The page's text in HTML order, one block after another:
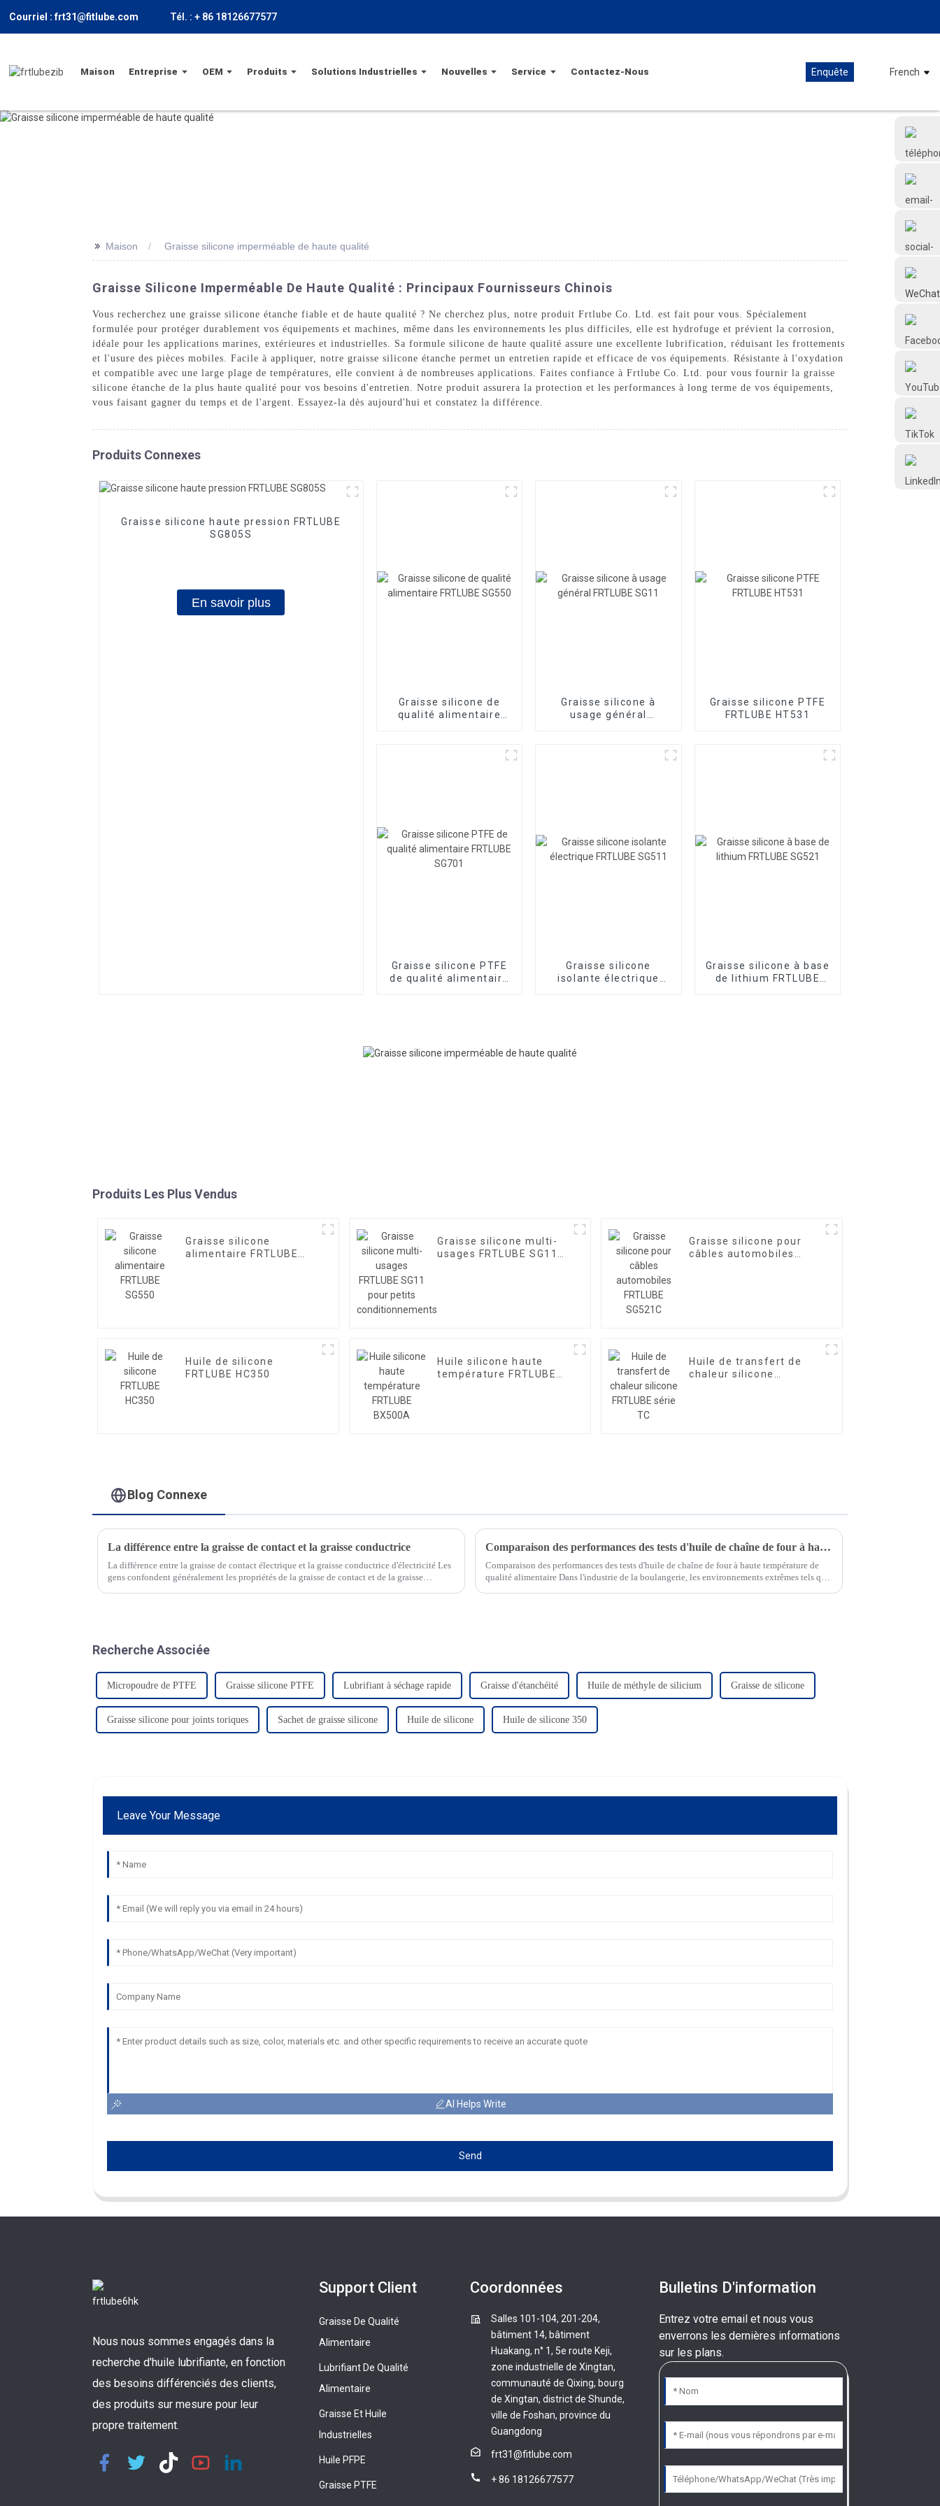
Courriel : frt31@fitlube.com Tél. : + 86 18126677577
Maison Entreprise OEM Produits Solutions Industrielles Nouvelles Service Contactez-Nous Enquête French
>> Maison Graisse silicone imperméable de haute qualité
Graisse Silicone Imperméable De Haute Qualité : Principaux Fournisseurs Chinois
Vous recherchez une graisse silicone étanche fiable et de haute qualité ? Ne cherchez plus, notre produit Frtlube Co. Ltd. est fait pour vous. Spécialement
formulée pour protéger durablement vos équipements et machines, même dans les environnements les plus difficiles, elle est hydrofuge et prévient la corrosion,
idéale pour les applications marines, extérieures et industrielles. Sa formule silicone de haute qualité assure une excellente lubrification, réduisant les frottements
et l'usure des pièces mobiles. Facile à appliquer, notre graisse silicone étanche permet un entretien rapide et efficace de vos équipements. Résistante à l'oxydation
et compatible avec une large plage de températures, elle convient à de nombreuses applications. Faites confiance à Frtlube Co. Ltd. pour vous fournir la graisse
silicone étanche de la plus haute qualité pour vos besoins d'entretien. Notre produit assurera la protection et les performances à long terme de vos équipements,
vous faisant gagner du temps et de l'argent. Essayez-la dès aujourd'hui et constatez la différence.
Produits Connexes
Graisse silicone haute pression FRTLUBE
SG805S
En savoir plus
Graisse silicone de
qualité alimentaire
Graisse silicone à
usage général
Graisse silicone PTFE
FRTLUBE HT531
Graisse silicone PTFE
de qualité alimentaire
Graisse silicone
isolante électrique
Graisse silicone à base
de lithium FRTLUBE
Produits Les Plus Vendus
Graisse silicone
alimentaire FRTLUBE
Graisse silicone multi-
usages FRTLUBE SG11
Graisse silicone pour
câbles automobiles
Huile de silicone
FRTLUBE HC350
Huile silicone haute
température FRTLUBE
Huile de transfert de
chaleur silicone
Blog Connexe
La différence entre la graisse de contact et la graisse conductrice
La différence entre la graisse de contact électrique et la graisse conductrice d'électricité Les
gens confondent généralement les propriétés de la graisse de contact et de la graisse
Comparaison des performances des tests d'huile de chaîne de four à haute température de qualité alimentaire
Comparaison des performances des tests d'huile de chaîne de four à haute température de
qualité alimentaire Dans l'industrie de la boulangerie, les environnements extrêmes tels que
Recherche Associée
Micropoudre de PTFE Graisse silicone PTFE Lubrifiant à séchage rapide Graisse d'étanchéité Huile de méthyle de silicium Graisse de silicone
Graisse silicone pour joints toriques Sachet de graisse silicone Huile de silicone Huile de silicone 350
Leave Your Message
AI Helps Write
Send
Nous nous sommes engagés dans la
recherche d'huile lubrifiante, en fonction
des besoins différenciés des clients,
des produits sur mesure pour leur
propre traitement.
Support Client
Graisse De Qualité
Alimentaire
Lubrifiant De Qualité
Alimentaire
Graisse Et Huile
Industrielles
Huile PFPE
Graisse PTFE
Coordonnées
Salles 101-104, 201-204,
bâtiment 14, bâtiment
Huakang, n° 1, 5e route Keji,
zone industrielle de Xingtan,
communauté de Qixing, bourg
de Xingtan, district de Shunde,
ville de Foshan, province du
Guangdong
frt31@fitlube.com
+ 86 18126677577
Bulletins D'information
Entrez votre email et nous vous
enverrons les dernières informations
sur les plans.